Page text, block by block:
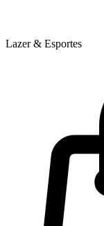
Lazer & Esportes